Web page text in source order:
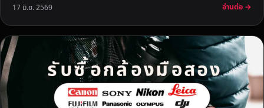
17 มิ.ย. 2569 อ่านต่อ →